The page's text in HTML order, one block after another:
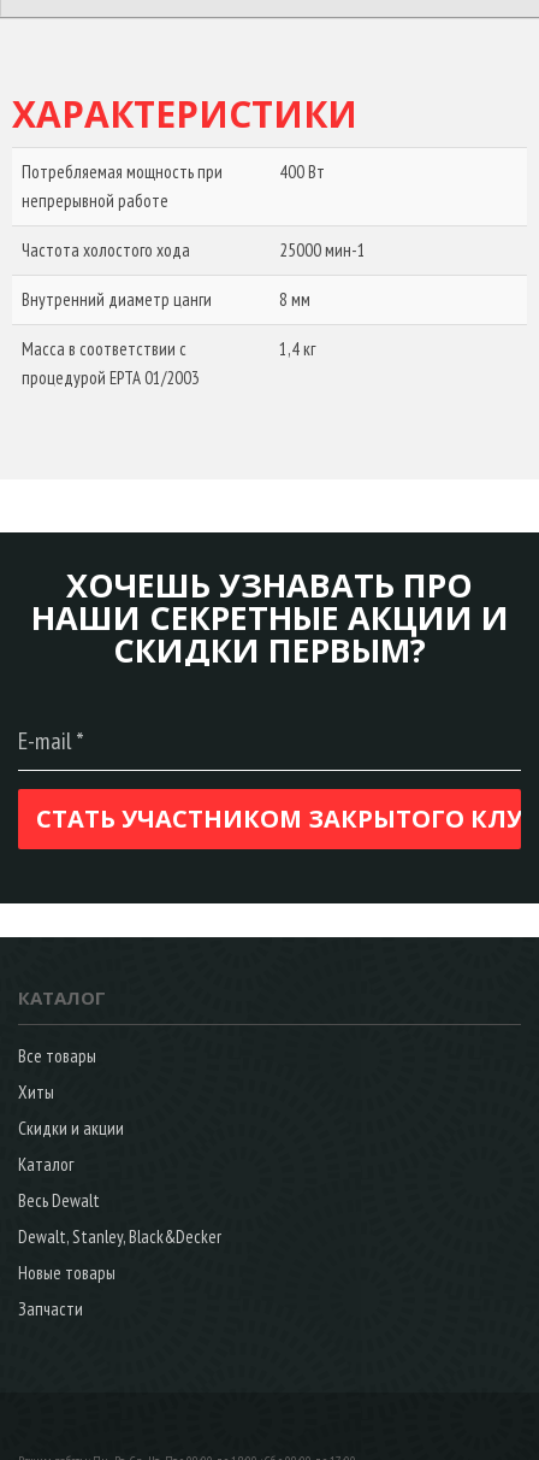
ХАРАКТЕРИСТИКИ
Потребляемая мощность при
непрерывной работе
400 Вт
Частота холостого хода 25000 мин-1
Внутренний диаметр цанги 8 мм
Масса в соответствии с
процедурой EPTA 01/2003
1,4 кг
ХОЧЕШЬ УЗНАВАТЬ ПРО
НАШИ СЕКРЕТНЫЕ АКЦИИ И
СКИДКИ ПЕРВЫМ?
КАТАЛОГ
Все товары
Хиты
Скидки и акции
Каталог
Весь Dewalt
Dewalt, Stanley, Black&Decker
Новые товары
Запчасти